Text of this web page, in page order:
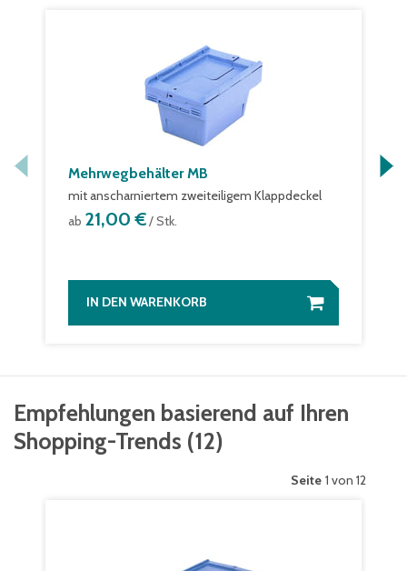
Mehrwegbehälter MB
mit anscharniertem zweiteiligem Klappdeckel
ab 21,00 €/ Stk.
IN DEN WARENKORB
Empfehlungen basierend auf Ihren
Shopping-Trends (12)
Seite 1 von 12